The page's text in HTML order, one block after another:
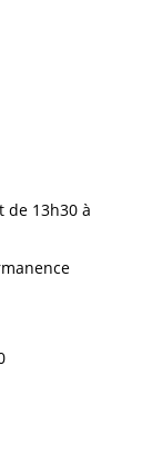
de 13h30 à